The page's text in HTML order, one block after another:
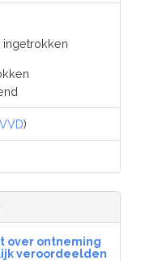
ingetrokken
VVD)
over ontneming
veroordeelden